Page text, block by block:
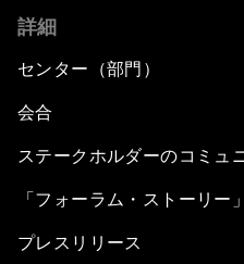
詳細
センター（部門）
会合
ステークホルダーのコミュ
「フォーラム・ストーリー」
プレスリリース